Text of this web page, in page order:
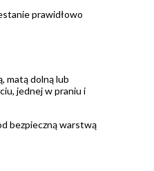
prawidłowo
matą dolną lub
jednej w praniu i
bezpieczną warstwą